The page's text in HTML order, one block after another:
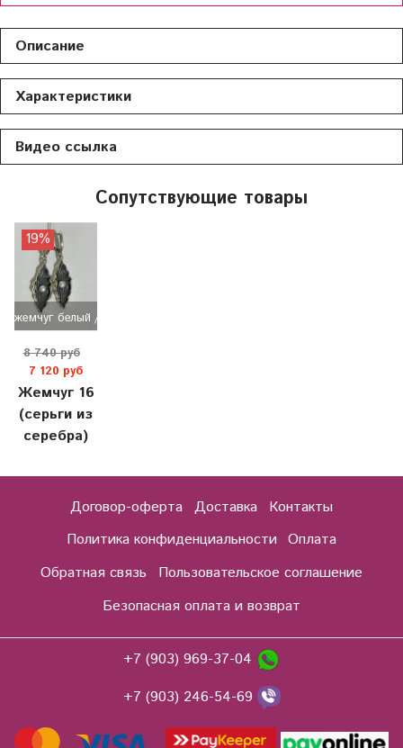
Описание
Характеристики
Видео ссылка
Сопутствующие товары
жемчуг белый / 8,90 гр.
19%
8 740 руб
7 120 руб
Жемчуг 16
(серьги из
серебра)
Договор-оферта Доставка
Контакты
Политика конфиденциальности Оплата
Обратная связь
Пользовательское соглашение
Безопасная оплата и возврат
+7 (903) 969-37-04
+7 (903) 246-54-69